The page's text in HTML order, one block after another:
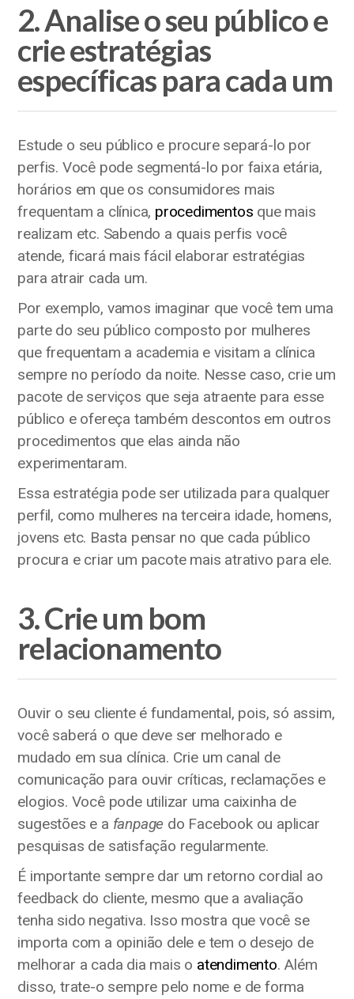
2. Analise o seu público e
crie estratégias
específicas para cada um
Estude o seu público e procure separá-lo por
perfis. Você pode segmentá-lo por faixa etária,
horários em que os consumidores mais
frequentam a clínica, procedimentos que mais
realizam etc. Sabendo a quais perfis você
atende, ficará mais fácil elaborar estratégias
para atrair cada um.
Por exemplo, vamos imaginar que você tem uma
parte do seu público composto por mulheres
que frequentam a academia e visitam a clínica
sempre no período da noite. Nesse caso, crie um
pacote de serviços que seja atraente para esse
público e ofereça também descontos em outros
procedimentos que elas ainda não
experimentaram.
Essa estratégia pode ser utilizada para qualquer
perfil, como mulheres na terceira idade, homens,
jovens etc. Basta pensar no que cada público
procura e criar um pacote mais atrativo para ele.
3. Crie um bom
relacionamento
Ouvir o seu cliente é fundamental, pois, só assim,
você saberá o que deve ser melhorado e
mudado em sua clínica. Crie um canal de
comunicação para ouvir críticas, reclamações e
elogios. Você pode utilizar uma caixinha de
sugestões e a fanpage do Facebook ou aplicar
pesquisas de satisfação regularmente.
É importante sempre dar um retorno cordial ao
feedback do cliente, mesmo que a avaliação
tenha sido negativa. Isso mostra que você se
importa com a opinião dele e tem o desejo de
melhorar a cada dia mais o atendimento. Além
disso, trate-o sempre pelo nome e de forma